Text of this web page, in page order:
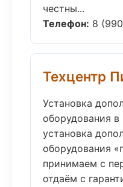
честны...
Телефон: 8
Техцентр
Установка
оборудования
установка
оборудования
принимаем с
отдаём с